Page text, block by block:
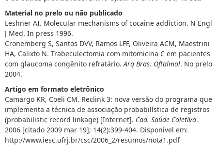
Material no prelo ou não publicado
Leshner AI. Molecular mechanisms of cocaine addiction. N Engl
J Med. In press 1996.
Cronemberg S, Santos DVV, Ramos LFF, Oliveira ACM, Maestrini
HA, Calixto N. Trabeculectomia com mitomicina C em pacientes
com glaucoma congênito refratário. Arq Bras. Oftalmol. No prelo
2004.
Artigo em formato eletrônico
Camargo KR, Coeli CM. Reclink 3: nova versão do programa que
implementa a técnica de associação probabilística de registros
(probabilistic record linkage) [Internet]. Cad. Saúde Coletiva.
2006 [citado 2009 mar 19]; 14(2):399-404. Disponível em:
http://www.iesc.ufrj.br/csc/2006_2/resumos/nota1.pdf